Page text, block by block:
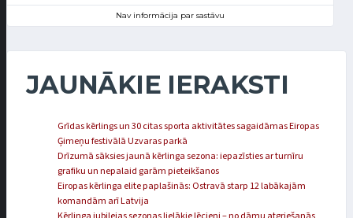
Nav informācija par sastāvu
JAUNĀKIE IERAKSTI
Grīdas kērlings un 30 citas sporta aktivitātes sagaidāmas Eiropas
Ģimeņu festivālā Uzvaras parkā
Drīzumā sāksies jaunā kērlinga sezona: iepazīsties ar turnīru
grafiku un nepalaid garām pieteikšanos
Eiropas kērlinga elite paplašinās: Ostravā starp 12 labākajām
komandām arī Latvija